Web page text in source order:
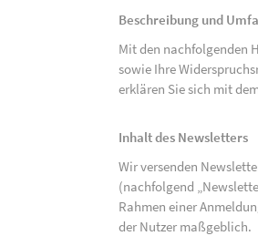
Beschreibung und
Mit den nachfolgenden
sowie Ihre
erklären Sie sich mit
Inhalt des Newsletters
Wir versenden
(nachfolgend
Rahmen einer
der Nutzer maßgeblich.